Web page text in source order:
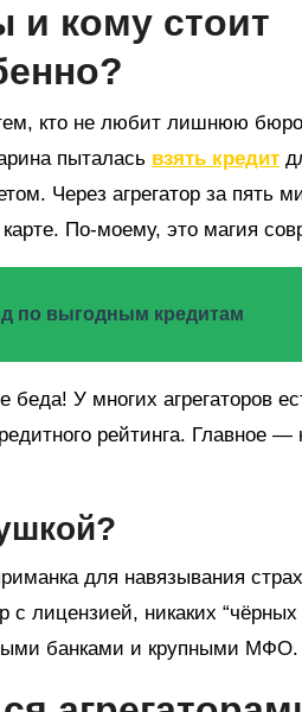
и кому стоит
кто не любит лишнюю
пыталась взять кредит
Через агрегатор за пять
По-моему, это магия
по выгодным кредитам
У многих агрегаторов
рейтинга. Главное —
для навязывания
лицензией, никаких “чёрных
банками и крупными МФО.